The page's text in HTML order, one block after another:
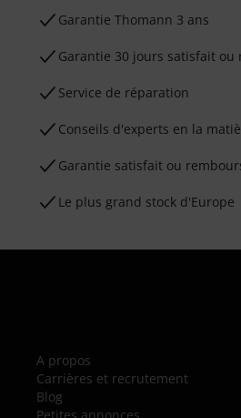
Ga­ran­tie Thomann 3 ans
Garantie 30 jours satisfait ou
Service de réparation
Conseils d'experts en la
Garantie satisfait ou
Le plus grand stock d'Europe
A propos
Carrières et recrutement
Blog